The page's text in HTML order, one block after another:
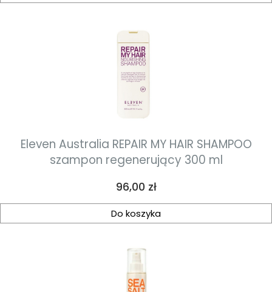
Eleven Australia REPAIR MY HAIR SHAMPOO
szampon regenerujący 300 ml
Cena
96,00 zł
Do koszyka